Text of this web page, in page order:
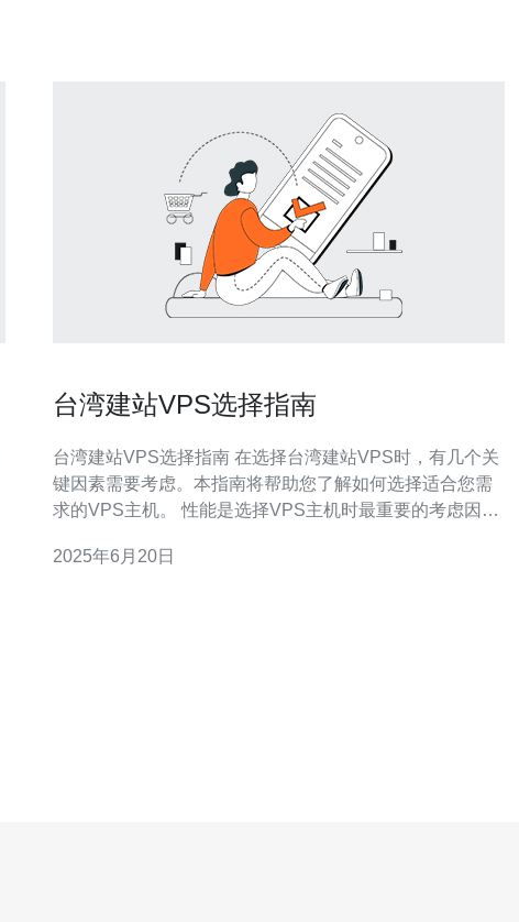
台湾建站VPS选择指南
台湾建站VPS选择指南 在选择台湾建站VPS时，有几个关
键因素需要考虑。本指南将帮助您了解如何选择适合您需
求的VPS主机。 性能是选择VPS主机时最重要的考虑因素
以满足您网站的需求。另外，网络带宽也是一个重要的性
2025年6月20日